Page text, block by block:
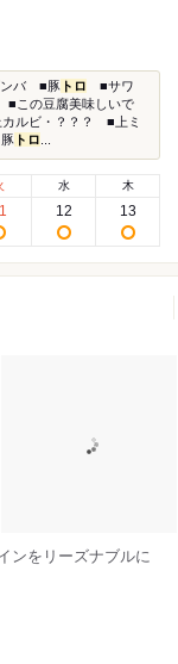
ンバ ■豚 トロ ■サワ
の豆腐美味しいで
ルビ・？？？ ■上ミ
トロ
水
12
木
13
ンをリーズナブルに